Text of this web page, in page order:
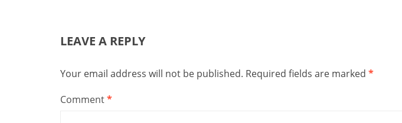
LEAVE A REPLY
Your email address will not be published. Required fields are marked *
Comment*